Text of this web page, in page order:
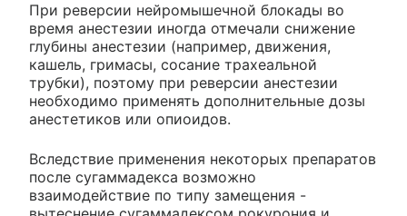
При реверсии нейромышечной блокады во
время анестезии иногда отмечали снижение
глубины анестезии (например, движения,
кашель, гримасы, сосание трахеальной
трубки), поэтому при реверсии анестезии
необходимо применять дополнительные дозы
анестетиков или опиоидов.
Вследствие применения некоторых препаратов
после сугаммадекса возможно
взаимодействие по типу замещения -